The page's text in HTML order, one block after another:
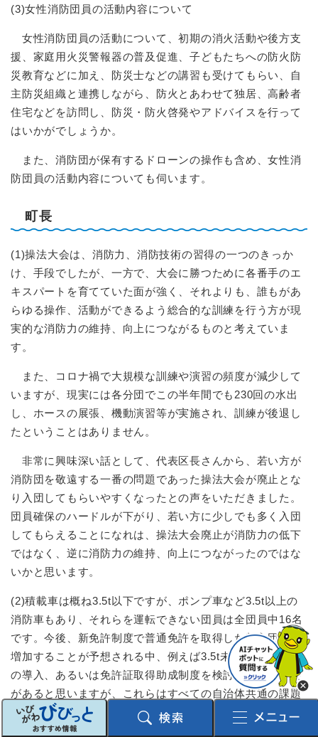
(3)女性消防団員の活動内容について
女性消防団員の活動について、初期の消火活動や後方支
援、家庭用火災警報器の普及促進、子どもたちへの防火防
災教育などに加え、防災士などの講習も受けてもらい、自
主防災組織と連携しながら、防火とあわせて独居、高齢者
住宅などを訪問し、防災・防火啓発やアドバイスを行って
はいかがでしょうか。
また、消防団が保有するドローンの操作も含め、女性消
防団員の活動内容についても伺います。
町長
(1)操法大会は、消防力、消防技術の習得の一つのきっか
け、手段でしたが、一方で、大会に勝つために各番手のエ
キスパートを育てていた面が強く、それよりも、誰もがあ
らゆる操作、活動ができるよう総合的な訓練を行う方が現
実的な消防力の維持、向上につながるものと考えていま
す。
また、コロナ禍で大規模な訓練や演習の頻度が減少して
いますが、現実には各分団でこの半年間でも230回の水出
し、ホースの展張、機動演習等が実施され、訓練が後退し
たということはありません。
非常に興味深い話として、代表区長さんから、若い方が
消防団を敬遠する一番の問題であった操法大会が廃止とな
り入団してもらいやすくなったとの声をいただきました。
団員確保のハードルが下がり、若い方に少しでも多く入団
してもらえることになれは、操法大会廃止が消防力の低下
ではなく、逆に消防力の維持、向上につながったのではな
いかと思います。
(2)積載車は概ね3.5t以下ですが、ポンプ車など3.5t以上の
消防車もあり、それらを運転できない団員は全団員中16名
です。今後、新免許制度で普通免許を取得した新入団員が
増加することが予想される中、例えば3.5t未満のポンプ車
の導入、あるいは免許証取得助成制度を検討していく必要
があると思いますが、これらはすべての自治体共通の課題
ですので、今後、全国的に対応策が出てくると思われるこ
とから、それらを参考に対応を検討します。